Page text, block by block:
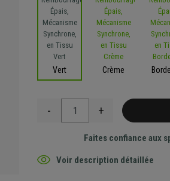
Vert Crème
- +
Faites confiance aux
Voir description détaillée